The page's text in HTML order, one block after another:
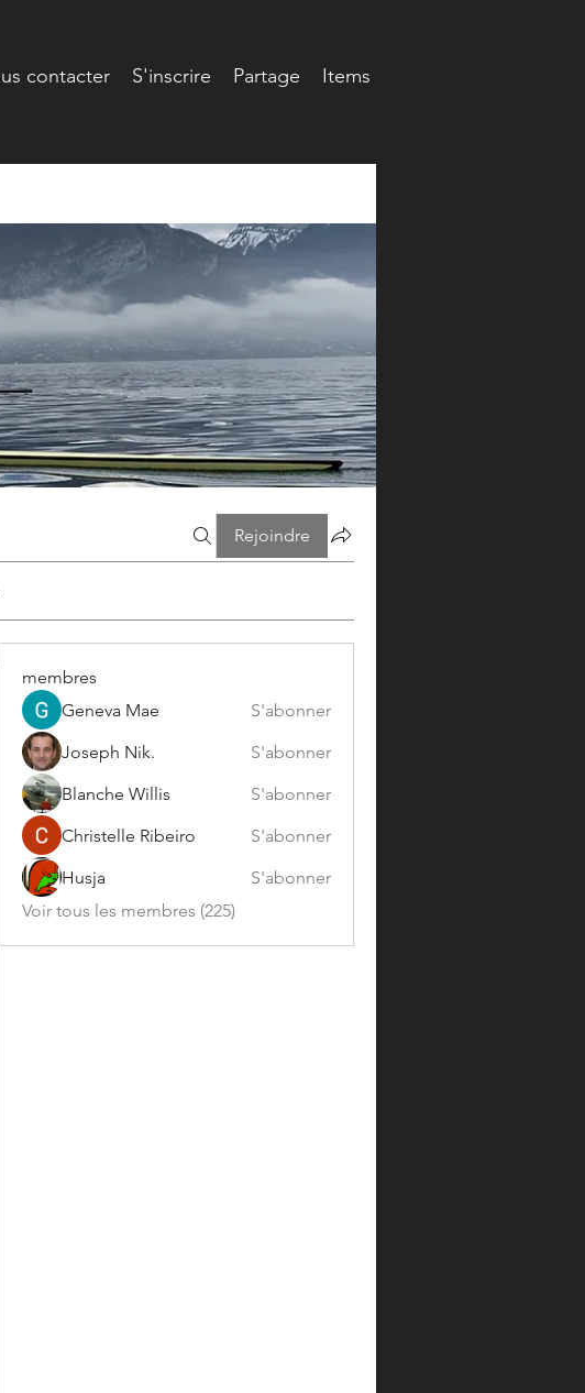
contacter S'inscrire Partage
Items
Rejoindre
membres
Geneva Mae
S'abonner
Joseph Nik.
S'abonner
Blanche Willis
S'abonner
Christelle Ribeiro
S'abonner
Husja
S'abonner
Voir tous les membres (225)